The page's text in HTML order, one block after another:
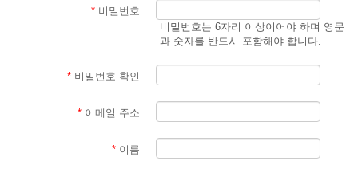
* 비밀번호
비밀번호는 6자리 이상이어야 하며 영문
과 숫자를 반드시 포함해야 합니다.
* 비밀번호 확인
* 이메일 주소
* 이름